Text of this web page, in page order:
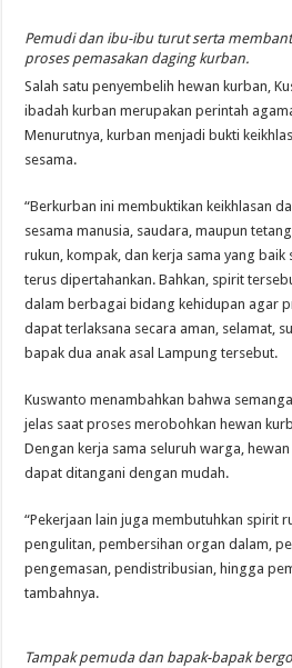
Pemudi dan ibu-ibu turut serta
proses pemasakan daging kurban.
Salah satu penyembelih hewan kurban,
ibadah kurban merupakan perintah
Menurutnya, kurban menjadi bukti
sesama.
“Berkurban ini membuktikan keikhlasan
sesama manusia, saudara, maupun
rukun, kompak, dan kerja sama yang
terus dipertahankan. Bahkan, spirit
dalam berbagai bidang kehidupan agar
dapat terlaksana secara aman, selamat,
bapak dua anak asal Lampung tersebut.
Kuswanto menambahkan bahwa
jelas saat proses merobohkan hewan
Dengan kerja sama seluruh warga,
dapat ditangani dengan mudah.
“Pekerjaan lain juga membutuhkan spirit
pengulitan, pembersihan organ dalam,
pengemasan, pendistribusian, hingga
tambahnya.
Tampak pemuda dan bapak-bapak